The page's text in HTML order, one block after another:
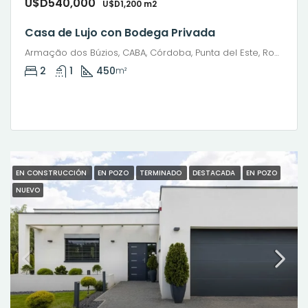
U$D1,200 m2
Casa de Lujo con Bodega Privada
Armação dos Búzios, CABA, Córdoba, Punta del Este, Rosario, Santiago de Chile, Valparaíso, Villa Dolores, Viña del Mar
2 1 450m²
EN CONSTRUCCIÓN EN POZO TERMINADO DESTACADA
EN POZO
NUEVO